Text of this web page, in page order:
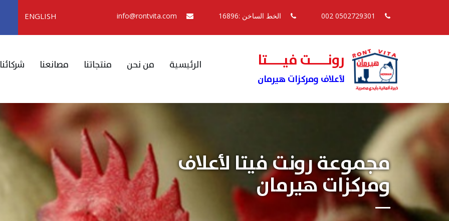
الخط الساخن :16896 ENGLISH
رونــــت فيــــتا
لأعلاف ومركزات هيرمان
الرئيسية من نحن منتجاتنا مصانعنا شركائنا
مجموعة رونت فيتا لأعلاف
ومركزات هيرمان